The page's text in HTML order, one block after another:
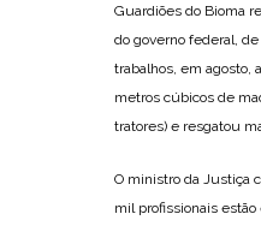
Guardiões do Bioma
do governo federal,
trabalhos, em agosto,
metros cúbicos de
tratores) e resgatou
O ministro da Justiça
mil profissionais